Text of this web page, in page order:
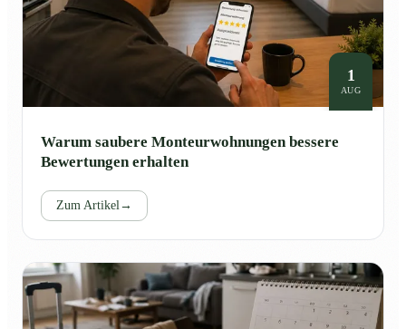
1
AUG
Warum saubere Monteurwohnungen bessere
Bewertungen erhalten
Zum Artikel →